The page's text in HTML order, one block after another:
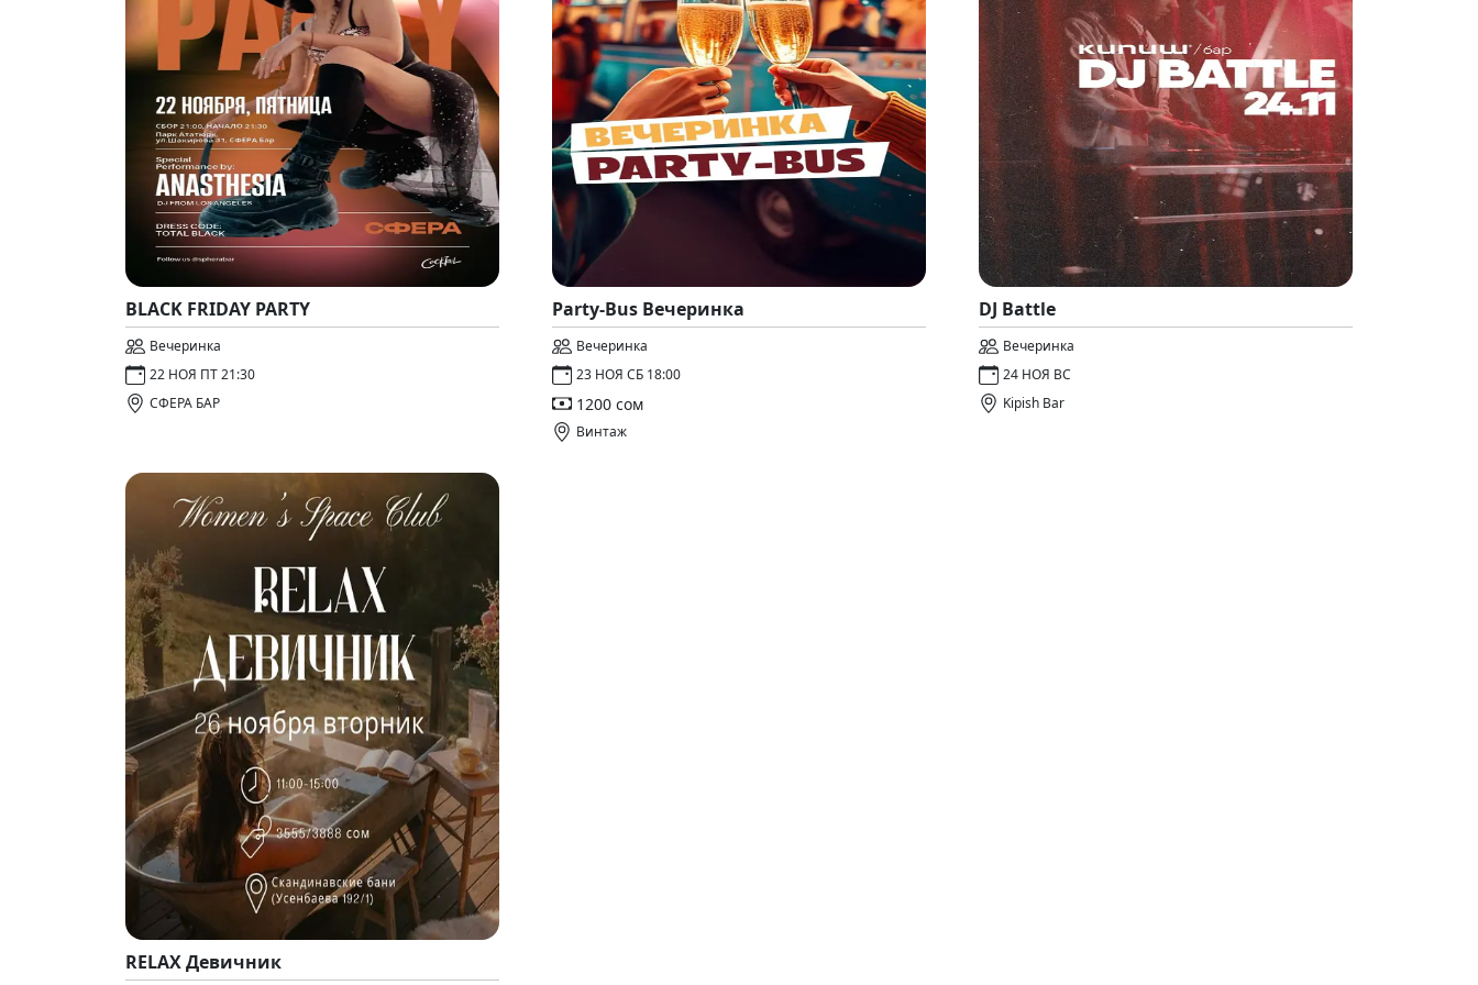
BLACK FRIDAY PARTY
Вечеринка
22 НОЯ ПТ 21:30
СФЕРА БАР
Party-Bus Вечеринка
Вечеринка
23 НОЯ СБ 18:00
1200 сом
Винтаж
DJ Battle
Вечеринка
24 НОЯ ВС
Kipish Bar
RELAX Девичник